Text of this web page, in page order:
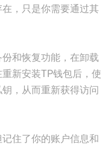
，只是你需要通过其
和恢复功能，在卸载
新安装TP钱包后，使
，从而重新获得访问
住了你的账户信息和